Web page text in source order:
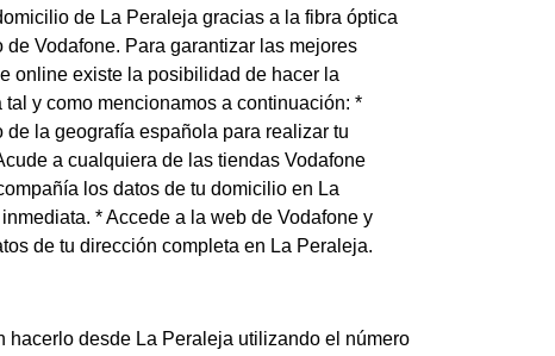
de La Peraleja gracias a la fibra óptica
Vodafone. Para garantizar las mejores
online existe la posibilidad de hacer la
y como mencionamos a continuación: *
la geografía española para realizar tu
a cualquiera de las tiendas Vodafone
los datos de tu domicilio en La
* Accede a la web de Vodafone y
de tu dirección completa en La Peraleja.
hacerlo desde La Peraleja utilizando el número